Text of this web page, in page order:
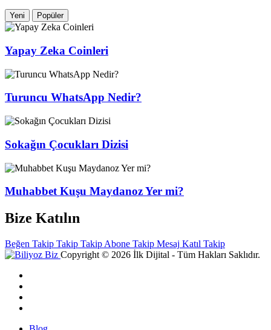
Yeni Popüler
Yapay Zeka Coinleri
Turuncu WhatsApp Nedir?
Sokağın Çocukları Dizisi
Muhabbet Kuşu Maydanoz Yer mi?
Bize Katılın
Beğen Takip Takip Takip Abone Takip Mesaj Katıl Takip
Copyright © 2026 İlk Dijital - Tüm Hakları Saklıdır.